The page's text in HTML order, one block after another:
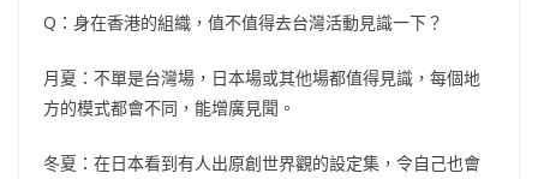
Q：身在香港的組織，值不值得去台灣活動見識一下？
月夏：不單是台灣場，日本場或其他場都值得見識，每個地
方的模式都會不同，能增廣見聞。
冬夏：在日本看到有人出原創世界觀的設定集，令自己也會